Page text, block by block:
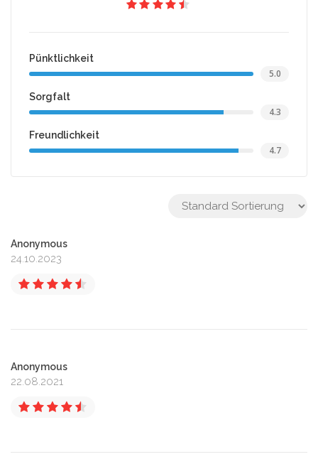
Pünktlichkeit
5.0
Sorgfalt
4.3
Freundlichkeit
4.7
Anonymous
24.10.2023
Anonymous
22.08.2021